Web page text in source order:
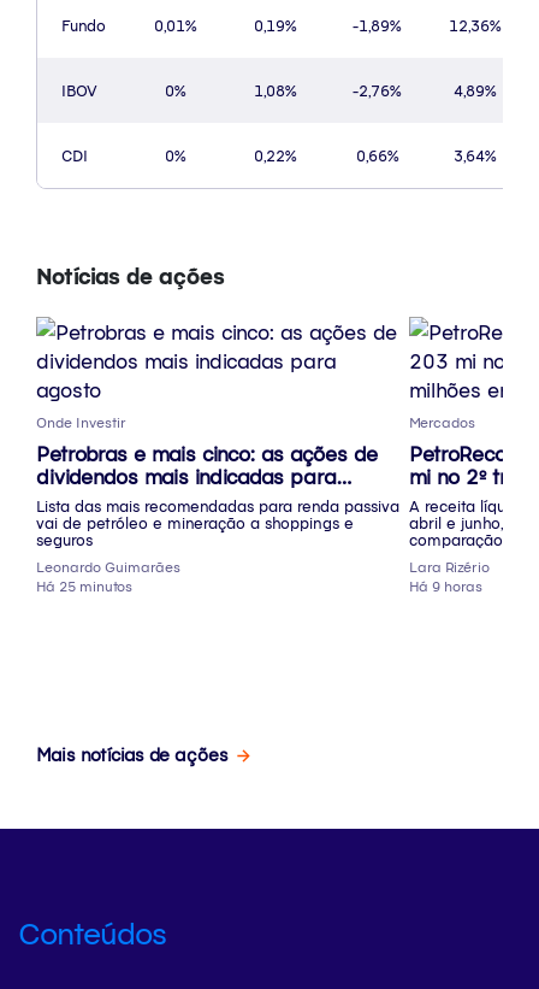
Fundo 0,01% 0,19% -1,89% 12,36%
IBOV 0% 1,08% -2,76% 4,89%
CDI 0% 0,22% 0,66% 3,64%
Notícias de ações
Onde Investir
Petrobras e mais cinco: as ações de
dividendos mais indicadas para
agosto
Lista das mais recomendadas para renda passiva
vai de petróleo e mineração a shoppings e
seguros
Leonardo Guimarães
Há 25 minutos
Mercados
mi no 2º tri
em JCP
A receita líquida
abril e junho,
comparação
Lara Rizério
Há 9 horas
Mais notícias de ações
Conteúdos